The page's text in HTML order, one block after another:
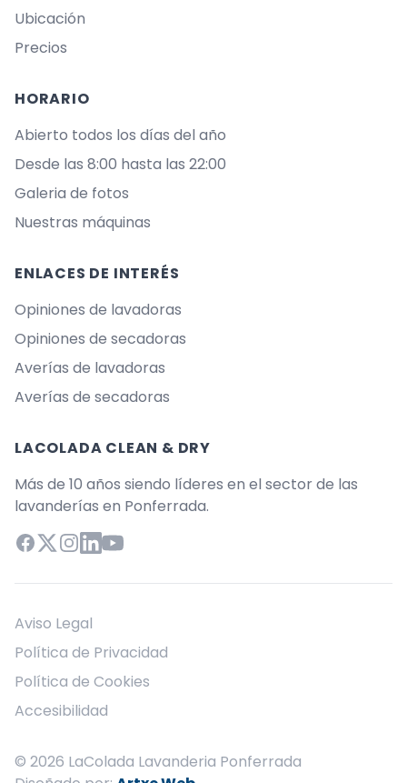
Ubicación
Precios
HORARIO
Abierto todos los días del año
Desde las 8:00 hasta las 22:00
Galeria de fotos
Nuestras máquinas
ENLACES DE INTERÉS
Opiniones de lavadoras
Opiniones de secadoras
Averías de lavadoras
Averías de secadoras
LACOLADA CLEAN & DRY
Más de 10 años siendo líderes en el sector de las
lavanderías en Ponferrada.
Facebook
X (Twitter)
Instagram
LinkedIn
YouTube
Aviso Legal
Política de Privacidad
Política de Cookies
Accesibilidad
© 2026 LaColada Lavanderia Ponferrada